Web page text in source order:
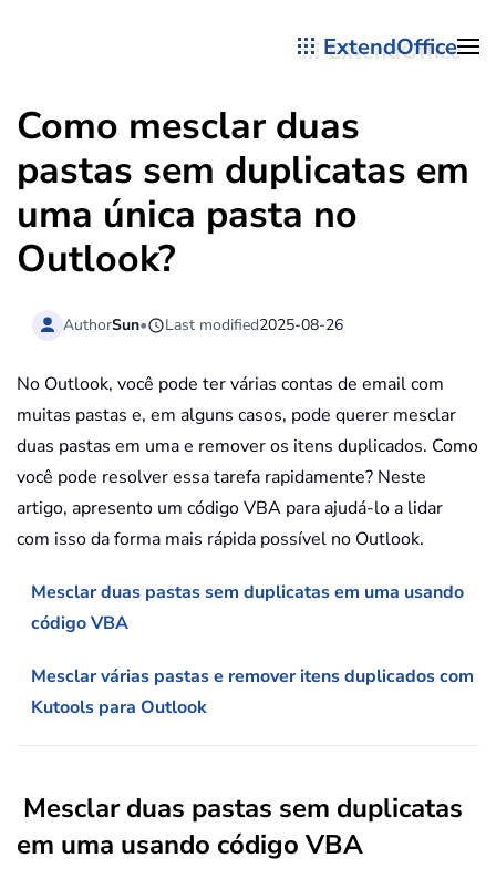
ExtendOffice
Como mesclar duas
pastas sem duplicatas em
uma única pasta no
Outlook?
AuthorSun• Last modified2025-08-26
No Outlook, você pode ter várias contas de email com
muitas pastas e, em alguns casos, pode querer mesclar
duas pastas em uma e remover os itens duplicados. Como
você pode resolver essa tarefa rapidamente? Neste
artigo, apresento um código VBA para ajudá-lo a lidar
com isso da forma mais rápida possível no Outlook.
Mesclar duas pastas sem duplicatas em uma usando
código VBA
Mesclar várias pastas e remover itens duplicados com
Kutools para Outlook
Mesclar duas pastas sem duplicatas
em uma usando código VBA